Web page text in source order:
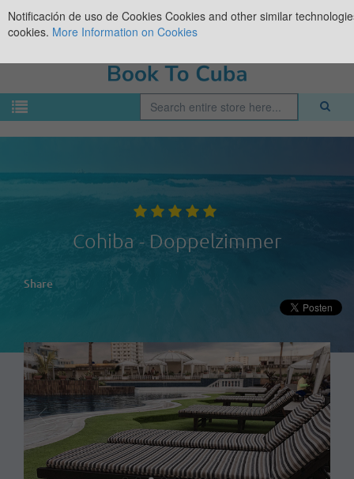
Cohiba - Doppelzimmer
Share
Notificación de uso de Cookies Cookies and other similar
cookies. More Information on Cookies